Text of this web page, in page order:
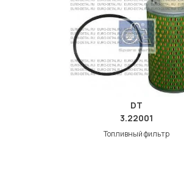
DT
3.22001
Топливный фильтр